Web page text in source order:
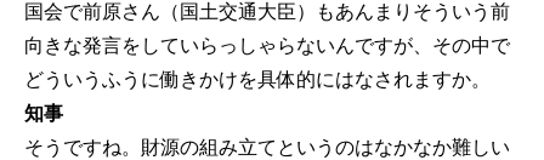
国会で前原さん（国土交通大臣）もあんまりそういう前
向きな発言をしていらっしゃらないんですが、その中で
どういうふうに働きかけを具体的にはなされますか。
知事
そうですね。財源の組み立てというのはなかなか難しい